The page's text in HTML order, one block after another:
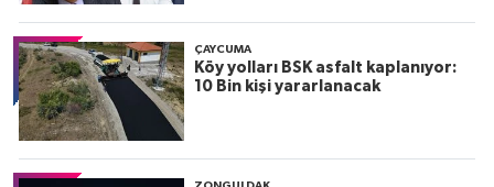
ÇAYCUMA
Köy yolları BSK asfalt kaplanıyor:
10 Bin kişi yararlanacak